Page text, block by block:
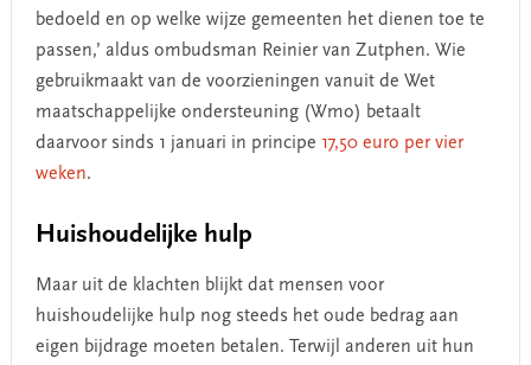
bedoeld en op welke wijze gemeenten het dienen toe te
passen,’ aldus ombudsman Reinier van Zutphen. Wie
gebruikmaakt van de voorzieningen vanuit de Wet
maatschappelijke ondersteuning (Wmo) betaalt
daarvoor sinds 1 januari in principe 17,50 euro per vier
weken.
Huishoudelijke hulp
Maar uit de klachten blijkt dat mensen voor
huishoudelijke hulp nog steeds het oude bedrag aan
eigen bijdrage moeten betalen. Terwijl anderen uit hun